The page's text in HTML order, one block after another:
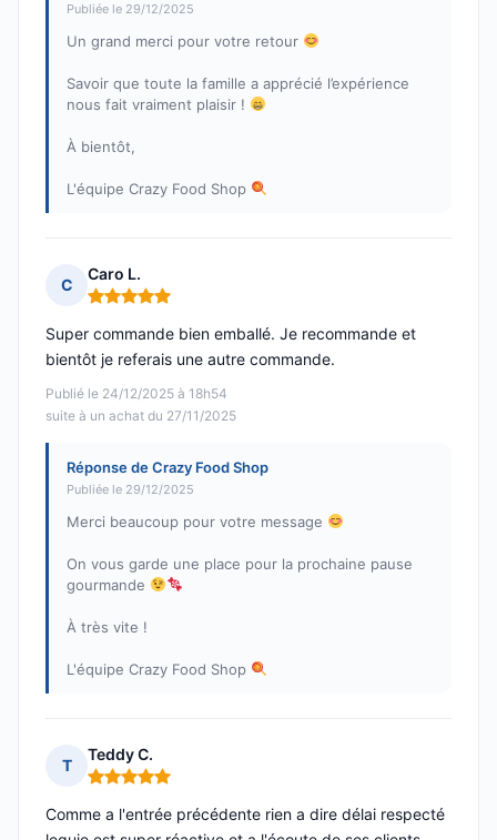
Publiée le 29/12/2025
Un grand merci pour votre retour
Savoir que toute la famille a apprécié l’expérience
nous fait vraiment plaisir !
À bientôt,
L'équipe Crazy Food Shop
C
Caro L.
Note : 5 sur 5
Publié le 24/12/2025 à 18h54
suite à un achat du 27/11/2025
Super commande bien emballé. Je recommande et
bientôt je referais une autre commande.
Réponse de Crazy Food Shop
Publiée le 29/12/2025
Merci beaucoup pour votre message
On vous garde une place pour la prochaine pause
gourmande
À très vite !
L'équipe Crazy Food Shop
T
Teddy C.
Note : 5 sur 5
Comme a l'entrée précédente rien a dire délai respecté